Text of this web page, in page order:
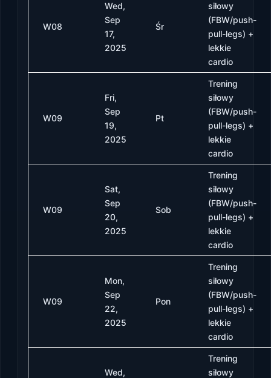
W08
Wed,
Sep
17,
2025
Śr
siłowy
(FBW/push-
pull-legs) +
lekkie
cardio
W09
Fri,
Sep
19,
2025
Pt
Trening
siłowy
(FBW/push-
pull-legs) +
lekkie
cardio
W09
Sat,
Sep
20,
2025
Sob
Trening
siłowy
(FBW/push-
pull-legs) +
lekkie
cardio
W09
Mon,
Sep
22,
2025
Pon
Trening
siłowy
(FBW/push-
pull-legs) +
lekkie
cardio
Wed,
Trening
siłowy